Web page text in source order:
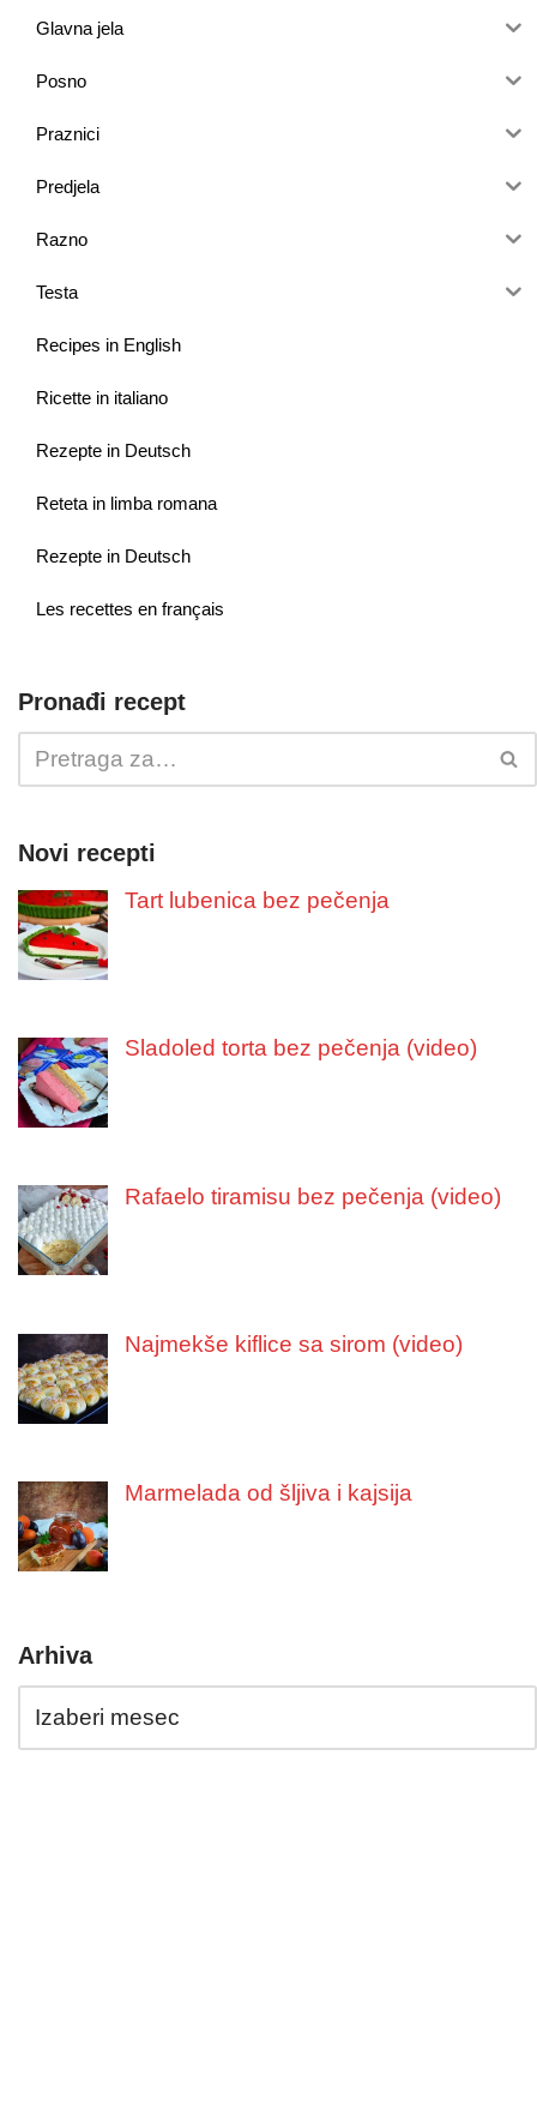
Glavna jela
Posno
Praznici
Predjela
Razno
Testa
Recipes in English
Ricette in italiano
Rezepte in Deutsch
Reteta in limba romana
Rezepte in Deutsch
Les recettes en français
Pronađi recept
Novi recepti
Tart lubenica bez pečenja
Sladoled torta bez pečenja (video)
Rafaelo tiramisu bez pečenja (video)
Najmekše kiflice sa sirom (video)
Marmelada od šljiva i kajsija
Arhiva